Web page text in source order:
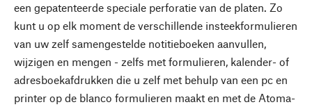
een gepatenteerde speciale perforatie van de platen. Zo
kunt u op elk moment de verschillende insteekformulieren
van uw zelf samengestelde notitieboeken aanvullen,
wijzigen en mengen - zelfs met formulieren, kalender- of
adresboekafdrukken die u zelf met behulp van een pc en
printer op de blanco formulieren maakt en met de Atoma-